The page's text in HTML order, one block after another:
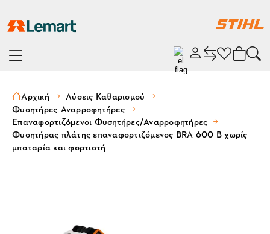
Αρχική
Λύσεις Καθαρισμού
Φυσητήρες-Αναρροφητήρες
Επαναφορτιζόμενοι Φυσητήρες/Αναρροφητήρες
Φυσητήρας πλάτης επαναφορτιζόμενος BRΑ 600 B χωρίς
μπαταρία και φορτιστή